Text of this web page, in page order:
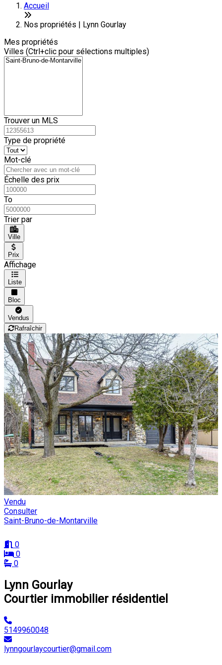
Accueil
Nos propriétés | Lynn Gourlay
Mes propriétés
Villes (Ctrl+clic pour sélections multiples)
Trouver un MLS
Type de propriété
Mot-clé
Échelle des prix
To
Trier par
Ville
Prix
Affichage
Liste
Bloc
Vendus
Rafraîchir
Vendu
Consulter
Saint-Bruno-de-Montarville
0
0
0
Lynn Gourlay
Courtier immobilier résidentiel
5149960048
lynngourlaycourtier@gmail.com